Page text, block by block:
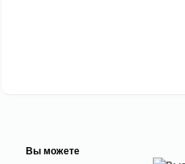
Вы можете